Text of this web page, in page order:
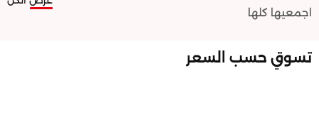
اجمعيها كلها ️
تسوقِ حسب السعر